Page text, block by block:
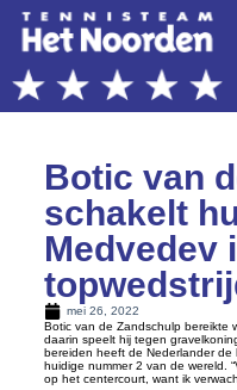
Botic van
schakelt
Medvedev
mei 26, 2022
Botic van de Zandschulp bereikte
daarin speelt hij tegen
bereiden heeft de Nederlander de
huidige nummer 2 van de wereld.
op het centercourt, want ik